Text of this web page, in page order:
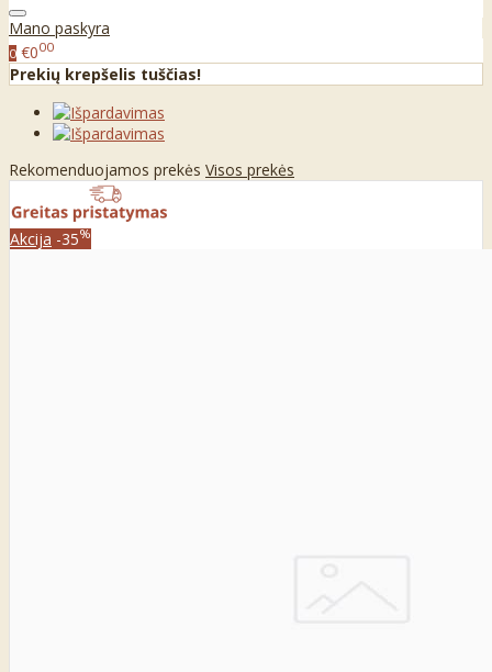
Mano paskyra
0 €000
Prekių krepšelis tuščias!
Rekomenduojamos prekės Visos prekės
Akcija -35%